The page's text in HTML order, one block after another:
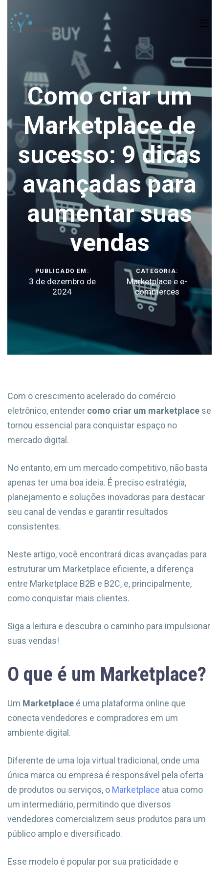
Como criar um
Marketplace de
sucesso: 9 dicas
avançadas para
aumentar suas
vendas
PUBLICADO EM:
3 de dezembro de
2024
CATEGORIA:
Marketplace e e-
commerces
Com o crescimento acelerado do comércio
eletrônico, entender como criar um marketplace se
tornou essencial para conquistar espaço no
mercado digital.
No entanto, em um mercado competitivo, não basta
apenas ter uma boa ideia. É preciso estratégia,
planejamento e soluções inovadoras para destacar
seu canal de vendas e garantir resultados
consistentes.
Neste artigo, você encontrará dicas avançadas para
estruturar um Marketplace eficiente, a diferença
entre Marketplace B2B e B2C, e, principalmente,
como conquistar mais clientes.
Siga a leitura e descubra o caminho para impulsionar
suas vendas!
O que é um Marketplace?
Um Marketplace é uma plataforma online que
conecta vendedores e compradores em um
ambiente digital.
Diferente de uma loja virtual tradicional, onde uma
única marca ou empresa é responsável pela oferta
de produtos ou serviços, o Marketplace atua como
um intermediário, permitindo que diversos
vendedores comercializem seus produtos para um
público amplo e diversificado.
Esse modelo é popular por sua praticidade e